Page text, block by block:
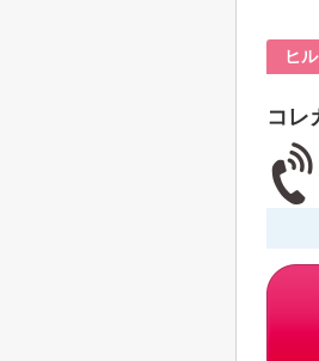
ヒ
コレ